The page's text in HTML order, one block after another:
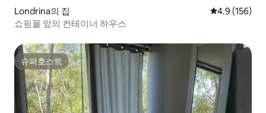
Londrina의 집 평점 4.9점(5
4.9 (156)
쇼핑몰 앞의 컨테이너 하우스
슈퍼호스트
슈퍼호스트